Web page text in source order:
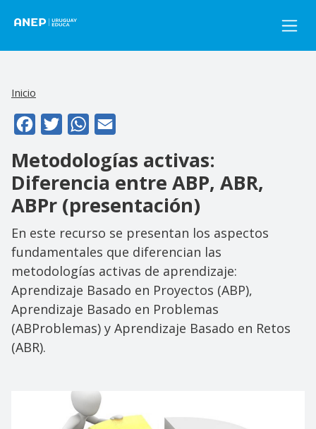
Inicio
FacebookTwitterWhatsApp
Metodologías activas:
Diferencia entre ABP, ABR,
ABPr (presentación)
En este recurso se presentan los aspectos
fundamentales que diferencian las
metodologías activas de aprendizaje:
Aprendizaje Basado en Proyectos (ABP),
Aprendizaje Basado en Problemas
(ABProblemas) y Aprendizaje Basado en Retos
(ABR).